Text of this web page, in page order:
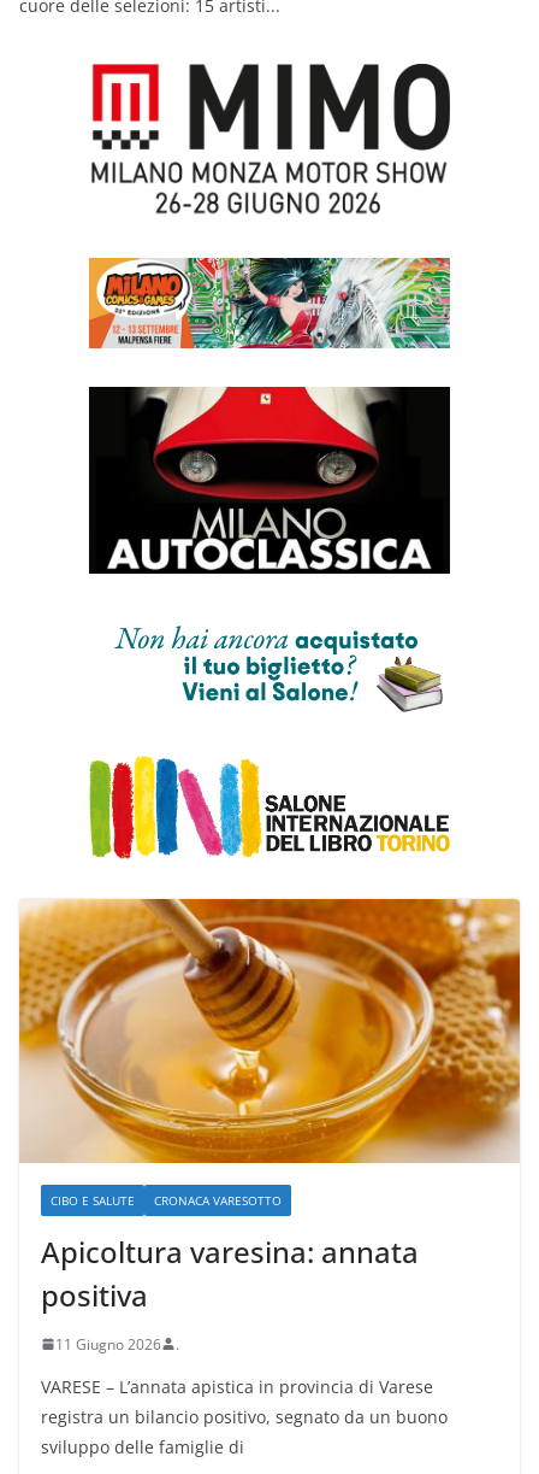
cuore delle selezioni: 15 artisti...
CIBO E SALUTE CRONACA VARESOTTO
Apicoltura varesina: annata
positiva
11 Giugno 2026 .
VARESE – L’annata apistica in provincia di Varese
registra un bilancio positivo, segnato da un buono
sviluppo delle famiglie di